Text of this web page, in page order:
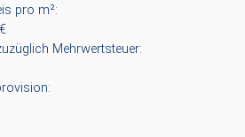
pro m²:
Mehrwertsteuer: